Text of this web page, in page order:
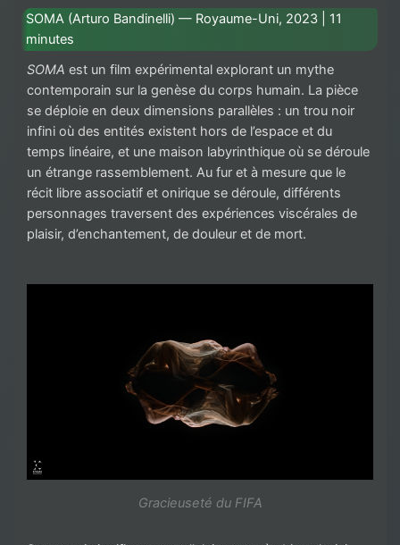
SOMA (Arturo Bandinelli) — Royaume-Uni, 2023 | 11
minutes
SOMA est un film expérimental explorant un mythe
contemporain sur la genèse du corps humain. La pièce
se déploie en deux dimensions parallèles : un trou noir
infini où des entités existent hors de l’espace et du
temps linéaire, et une maison labyrinthique où se déroule
un étrange rassemblement. Au fur et à mesure que le
récit libre associatif et onirique se déroule, différents
personnages traversent des expériences viscérales de
plaisir, d’enchantement, de douleur et de mort.
Gracieuseté du FIFA